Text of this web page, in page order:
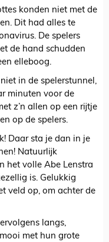
konden niet met de
Dit had alles te
De spelers
de hand schudden
elleboog.
in de spelerstunnel,
minuten voor de
z’n allen op een rijtje
op de spelers.
Daar sta je dan in je
Natuurlijk
het volle Abe Lenstra
is. Gelukkig
veld op, om achter de
langs,
met hun grote